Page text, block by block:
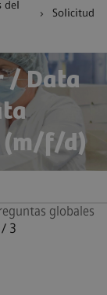
del
Solicitud
/ Data
(m/f/d)
globales
/ 3